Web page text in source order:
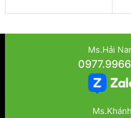
Ms.Hải
Ms.Khánh